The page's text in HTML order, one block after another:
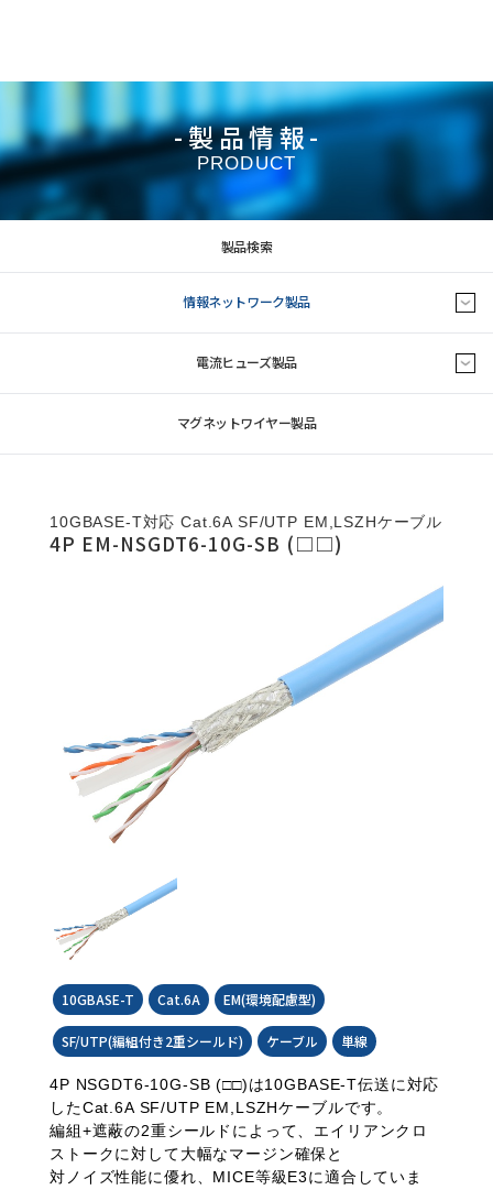
-製品情報-
PRODUCT
製品検索
情報ネットワーク製品
電流ヒューズ製品
マグネットワイヤー製品
10GBASE-T対応 Cat.6A SF/UTP EM,LSZHケーブル
4P EM-NSGDT6-10G-SB (□□)
10GBASE-T Cat.6A EM(環境配慮型)
SF/UTP(編組付き2重シールド) ケーブル 単線
4P NSGDT6-10G-SB (□□)は10GBASE-T伝送に対応
したCat.6A SF/UTP EM,LSZHケーブルです。
編組+遮蔽の2重シールドによって、エイリアンクロ
ストークに対して大幅なマージン確保と
対ノイズ性能に優れ、MICE等級E3に適合していま